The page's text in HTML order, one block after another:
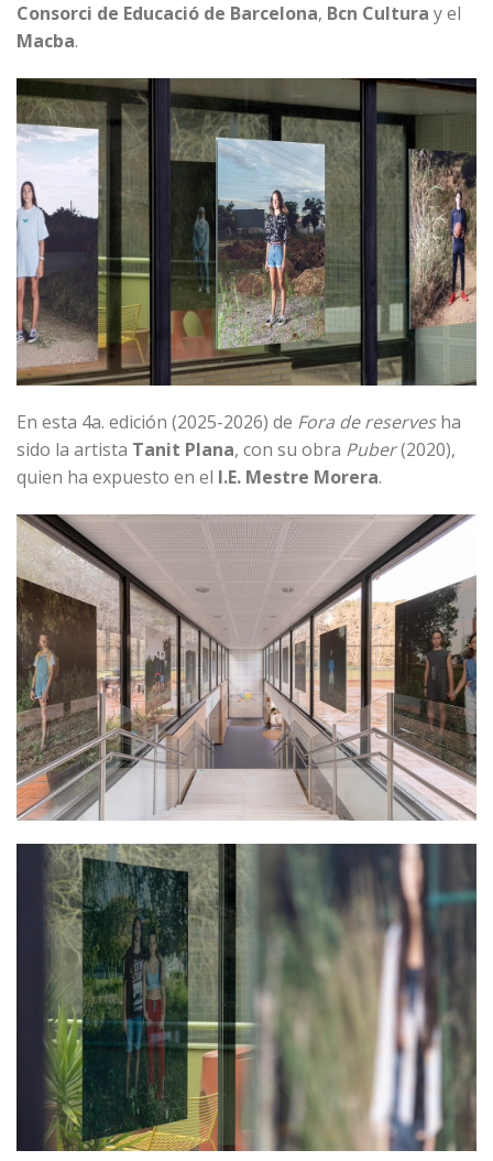
Consorci de Educació de Barcelona, Bcn Cultura y el
Macba.
En esta 4a. edición (2025-2026) de Fora de reservesha
sido la artista Tanit Plana, con su obra Puber(2020),
quien ha expuesto en el I.E. Mestre Morera.